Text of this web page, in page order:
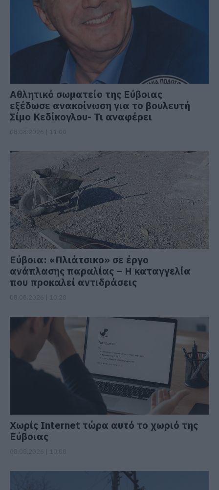
Αθλητικό σωματείο της Εύβοιας
εξέδωσε ανακοίνωση για το βουλευτή
Σίμο Κεδίκογλου- Τι αναφέρει
Εύβοια: «Πλιάτσικο» σε έργο
ανάπλασης παραλίας – Η καταγγελία
που προκαλεί αντιδράσεις
Χωρίς Internet τώρα αυτό το χωριό της
Εύβοιας